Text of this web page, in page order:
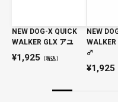
NEW DOG-X QUICK
WALKER GLX アユ
1,925 （税込）
NEW
♂
1,925